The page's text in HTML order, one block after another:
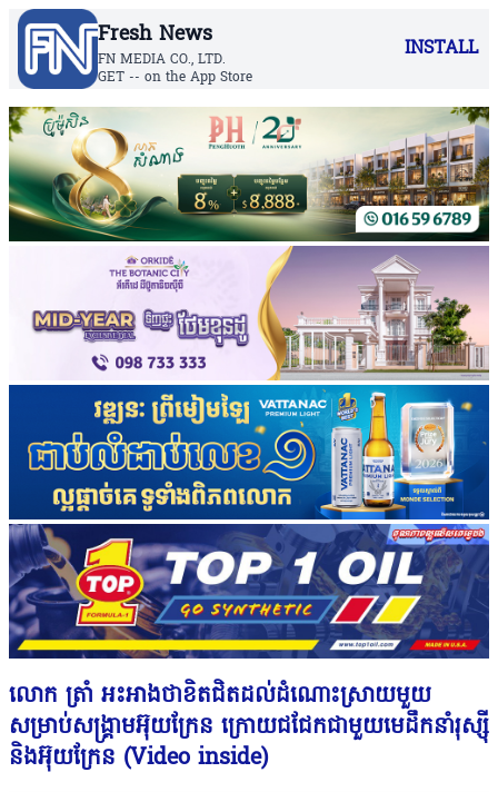
Fresh News
FN MEDIA CO., LTD.
GET -- on the App Store
INSTALL
លោក ត្រាំ អះអាងថាខិតជិតដល់ដំណោះស្រាយមួយ
សម្រាប់សង្រ្គាមអ៊ុយក្រែន ក្រោយជជែកជាមួយមេដឹកនាំរុស្ស៉ី
និងអ៊ុយក្រែន (Video inside)